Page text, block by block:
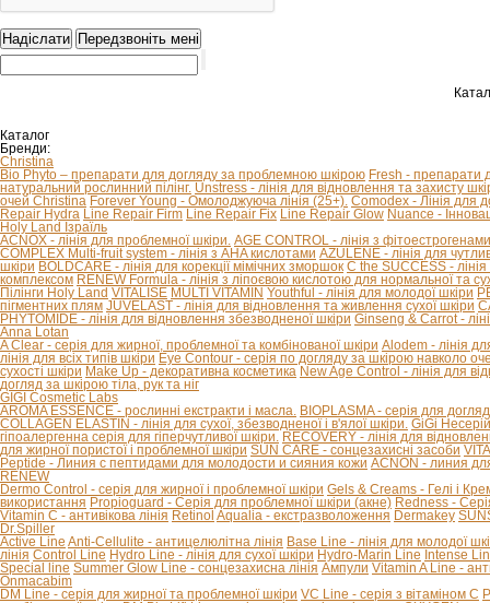
Каталог
Бренди:
Christina
Bio Phyto – препарати для догляду за проблемною шкірою Fresh - препарати
натуральний рослинний пілінг. Unstress - лінія для відновлення та захисту
очей Christina Forever Young - Омолоджуюча лінія (25+). Comodex - Лінія для
Repair Hydra Line Repair Firm Line Repair Fix Line Repair Glow Nuance -
Holy Land Ізраїль
ACNOX - лінія для проблемної шкіри. AGE CONTROL - лінія з
COMPLEX Multi-fruit system - лінія з AHA кислотами AZULENE - лінія для
шкіри BOLDCARE - лінія для корекції мімічних зморшок C the SUCCESS -
комплексом RENEW Formula - лінія з ліпоєвою кислотою для нормальної та
Пілінги Holy Land VITALISE MULTI VITAMIN Youthful - лінія для молодої шкіри
пігментних плям JUVELAST - лінія для відновлення та живлення сухої шкіри
PHYTOMIDE - лінія для відновлення збезводненої шкіри Ginseng & Carrot -
Anna Lotan
A Clear - серія для жирної, проблемної та комбінованої шкіри Alodem - лінія
лінія для всіх типів шкіри Eye Contour - серія по догляду за шкірою навколо
сухості шкіри Make Up - декоративна косметика New Age Control - лінія для
догляд за шкірою тіла, рук та ніг
GIGI Cosmetic Labs
AROMA ESSENCE - рослинні екстракти і масла. BIOPLASMA - серія для
COLLAGEN ELASTIN - лінія для сухої, збезводненої і в'ялої шкіри. GiGi
гіпоалергенна серія для гіперчутливої ​​шкіри. RECOVERY - лінія для
для жирної пористої і проблемної шкіри SUN CARE - сонцезахисні засоби
Peptide - Линия с пептидами для молодости и сияния кожи ACNON - линия
RENEW
Dermo Control - серія для жирної і проблемної шкіри Gels & Creams - Гелі і
використання Propioguard - Серія для проблемної шкіри (акне) Redness -
Vitamin C - антивікова лінія Retinol Aqualia - екстразволоження Dermakey
Dr.Spiller
Active Line Anti-Cellulite - антицелюлітна лінія Base Line - лінія для молодої
лінія Control Line Hydro Line - лінія для сухої шкіри Hydro-Marin Line Intense
Special line Summer Glow Line - сонцезахисна лінія Ампули Vitamin A Line -
Onmacabim
DM Line - серія для жирної та проблемної шкіри VC Line - серія з вітаміном С